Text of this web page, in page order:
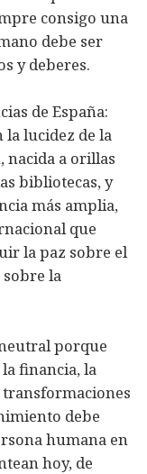
consigo una
debe ser
y deberes.
de España:
lucidez de la
a orillas
bibliotecas, y
más amplia,
que
la paz sobre el
la
porque
financia, la
debe
humana en
hoy, de